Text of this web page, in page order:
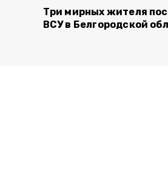
Три мирных жителя
ВСУ в Белгородской